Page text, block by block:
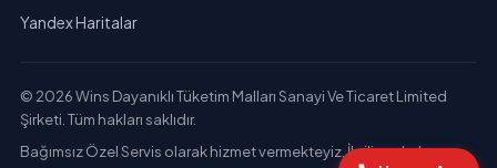
Yandex Haritalar
© 2026 Wins Dayanıklı Tüketim Malları Sanayi Ve Ticaret Limited
Şirketi. Tüm hakları saklıdır.
Bağımsız Özel Servis olarak hizmet vermekteyiz. İlgili markaların